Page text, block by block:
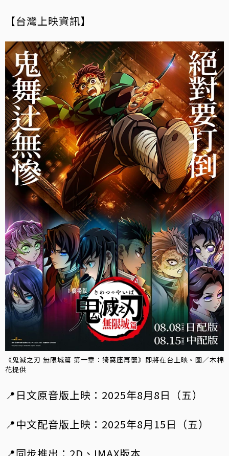
【台灣上映資訊】
《鬼滅之刃 無限城篇 第一章：猗窩座再襲》即將在台上映。圖／木棉
花提供
📍日文原音版上映：2025年8月8日（五）
📍中文配音版上映：2025年8月15日（五）